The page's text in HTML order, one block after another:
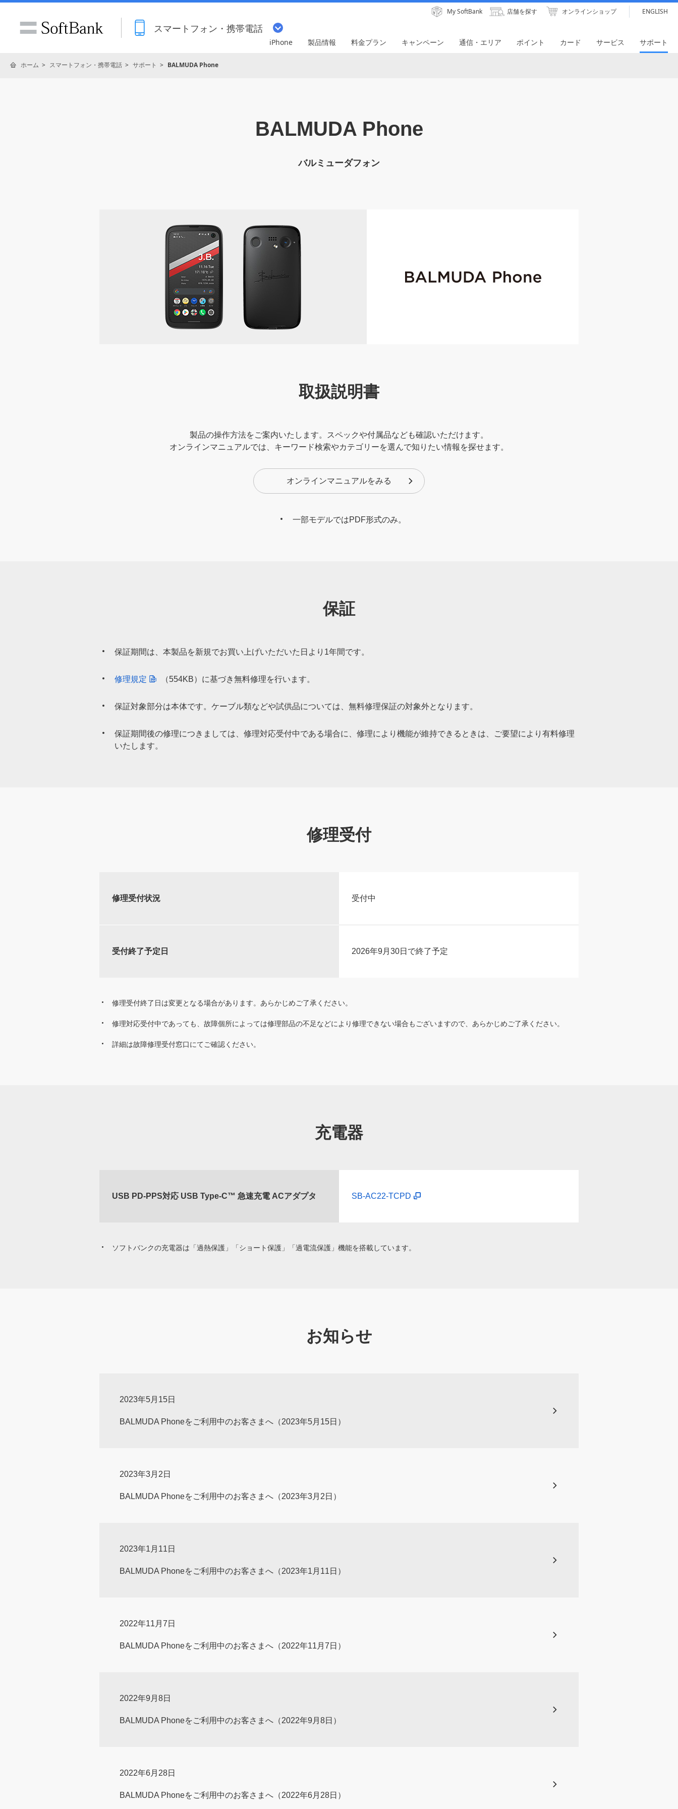
スマートフォン・携帯電話
My SoftBank 店舗を探す オンラインショップ ENGLISH
iPhone 製品情報 料金プラン キャンペーン 通信・エリア ポイント カード サービス サポート
ホーム スマートフォン・携帯電話 サポート BALMUDA Phone
BALMUDA Phone
バルミューダフォン
取扱説明書
製品の操作方法をご案内いたします。スペックや付属品なども確認いただけます。
オンラインマニュアルでは、キーワード検索やカテゴリーを選んで知りたい情報を探せます。
オンラインマニュアルをみる
一部モデルではPDF形式のみ。
保証
保証期間は、本製品を新規でお買い上げいただいた日より1年間です。
修理規定 （554KB） に基づき無料修理を行います。
保証対象部分は本体です。ケーブル類などや試供品については、無料修理保証の対象外となります。
保証期間後の修理につきましては、修理対応受付中である場合に、修理により機能が維持できるときは、ご要望により有料修理
いたします。
修理受付
修理受付状況 受付中
受付終了予定日 2026年9月30日で終了予定
修理受付終了日は変更となる場合があります。あらかじめご了承ください。
修理対応受付中であっても、故障個所によっては修理部品の不足などにより修理できない場合もございますので、あらかじめご了承ください。
詳細は故障修理受付窓口にてご確認ください。
充電器
USB PD-PPS対応 USB Type-C™ 急速充電 ACアダプタ SB-AC22-TCPD
ソフトバンクの充電器は「過熱保護」「ショート保護」「過電流保護」機能を搭載しています。
お知らせ
2023年5月15日
BALMUDA Phoneをご利用中のお客さまへ（2023年5月15日）
2023年3月2日
BALMUDA Phoneをご利用中のお客さまへ（2023年3月2日）
2023年1月11日
BALMUDA Phoneをご利用中のお客さまへ（2023年1月11日）
2022年11月7日
BALMUDA Phoneをご利用中のお客さまへ（2022年11月7日）
2022年9月8日
BALMUDA Phoneをご利用中のお客さまへ（2022年9月8日）
2022年6月28日
BALMUDA Phoneをご利用中のお客さまへ（2022年6月28日）